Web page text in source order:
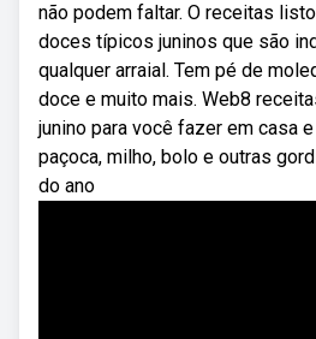
não podem faltar. O receitas
doces típicos juninos que são
qualquer arraial. Tem pé de
doce e muito mais. Web8
junino para você fazer em casa
paçoca, milho, bolo e outras
do ano